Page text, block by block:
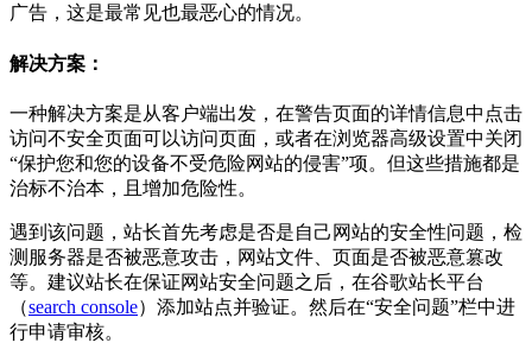
广告，这是最常见也最恶心的情况。
解决方案：
一种解决方案是从客户端出发，在警告页面的详情信息中点击
访问不安全页面可以访问页面，或者在浏览器高级设置中关闭
“保护您和您的设备不受危险网站的侵害”项。但这些措施都是
治标不治本，且增加危险性。
遇到该问题，站长首先考虑是否是自己网站的安全性问题，检
测服务器是否被恶意攻击，网站文件、页面是否被恶意篡改
等。建议站长在保证网站安全问题之后，在谷歌站长平台
（search console）添加站点并验证。然后在“安全问题”栏中进
行申请审核。